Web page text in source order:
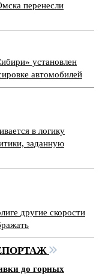
перенесли
установлен
автомобилей
в логику
заданную
другие скорости
до горных